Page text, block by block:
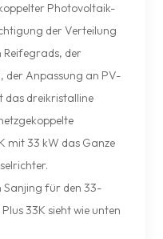
Photovoltaik-
der Verteilung
Reifegrads, der
der Anpassung an PV-
das dreikristalline
mit 33 kW das Ganze
Sanjing für den 33-
33K sieht wie unten